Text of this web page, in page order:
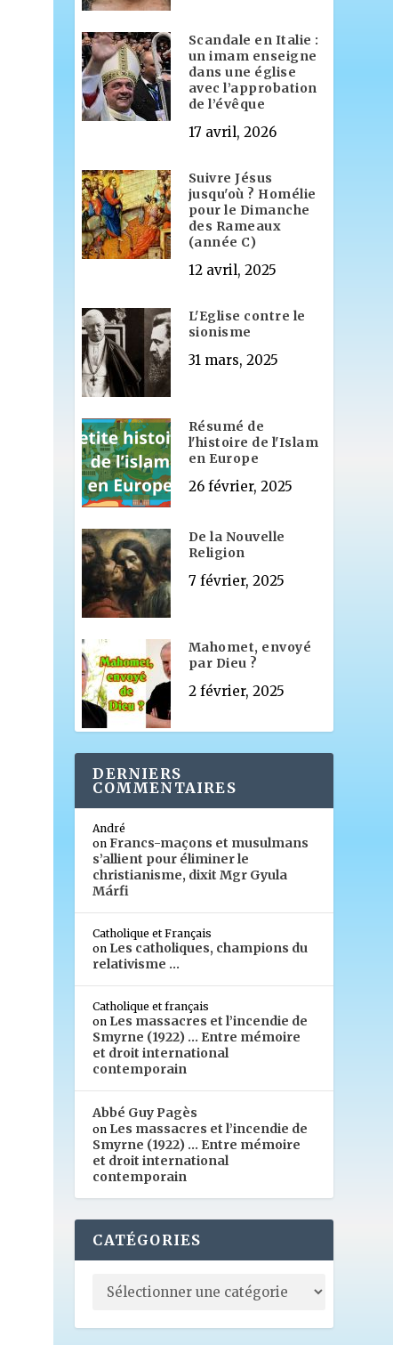
Scandale en Italie :
un imam enseigne
dans une église
avec l’approbation
de l’évêque
17 avril, 2026
Suivre Jésus
jusqu'où ? Homélie
pour le Dimanche
des Rameaux
(année C)
12 avril, 2025
L'Eglise contre le
sionisme
31 mars, 2025
Résumé de
l'histoire de l'Islam
en Europe
26 février, 2025
De la Nouvelle
Religion
7 février, 2025
Mahomet, envoyé
par Dieu ?
2 février, 2025
DERNIERS
COMMENTAIRES
André
onFrancs-maçons et musulmans
s’allient pour éliminer le
christianisme, dixit Mgr Gyula
Márfi
Catholique et Français
on Les catholiques, champions du
relativisme …
Catholique et français
on Les massacres et l’incendie de
Smyrne (1922) … Entre mémoire
et droit international
contemporain
Abbé Guy Pagès
on Les massacres et l’incendie de
Smyrne (1922) … Entre mémoire
et droit international
contemporain
CATÉGORIES